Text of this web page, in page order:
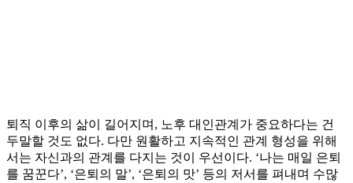
퇴직 이후의 삶이 길어지며, 노후 대인관계가 중요하다는 건
두말할 것도 없다. 다만 원활하고 지속적인 관계 형성을 위해
서는 자신과의 관계를 다지는 것이 우선이다. ‘나는 매일 은퇴
를 꿈꾼다’, ‘은퇴의 말’, ‘은퇴의 맛’ 등의 저서를 펴내며 수많